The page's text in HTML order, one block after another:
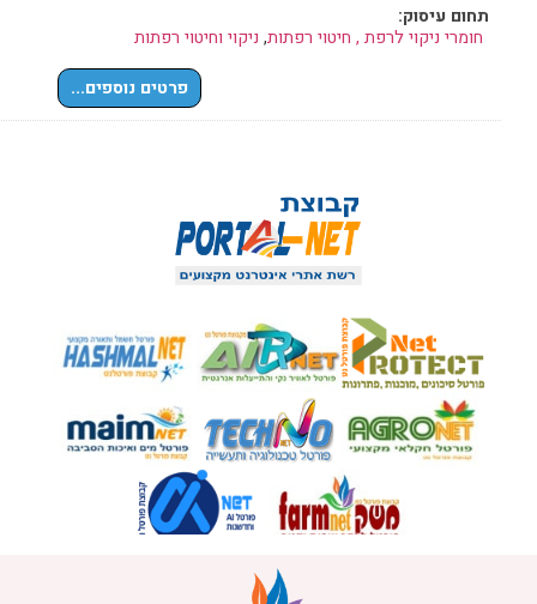
תחום עיסוק:
חומרי ניקוי לרפת , חיטוי רפתות,ניקוי וחיטוי רפתות
פרטים נוספים...